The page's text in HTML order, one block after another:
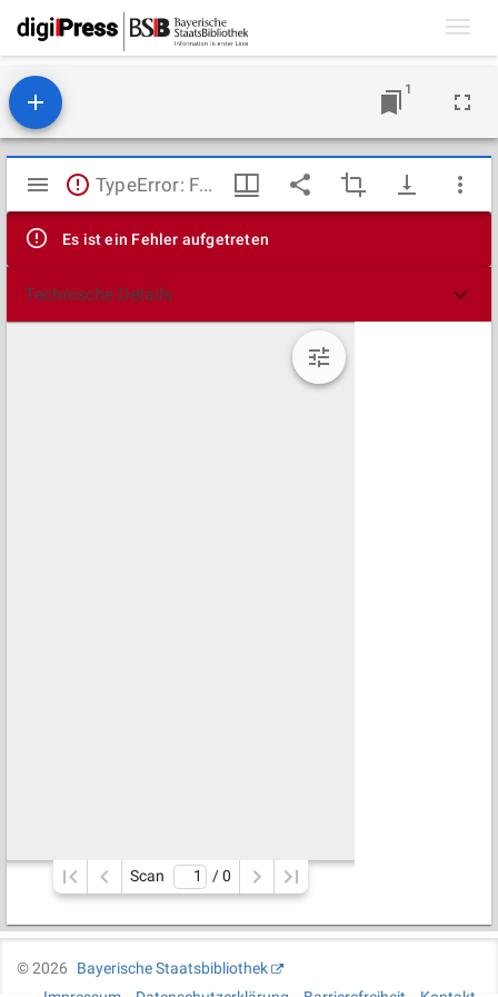
1
Mirador
Viewer
TypeError: Failed to fetch
Es ist ein Fehler aufgetreten
Technische Details
Scan / 0
©2026
Bayerische Staatsbibliothek